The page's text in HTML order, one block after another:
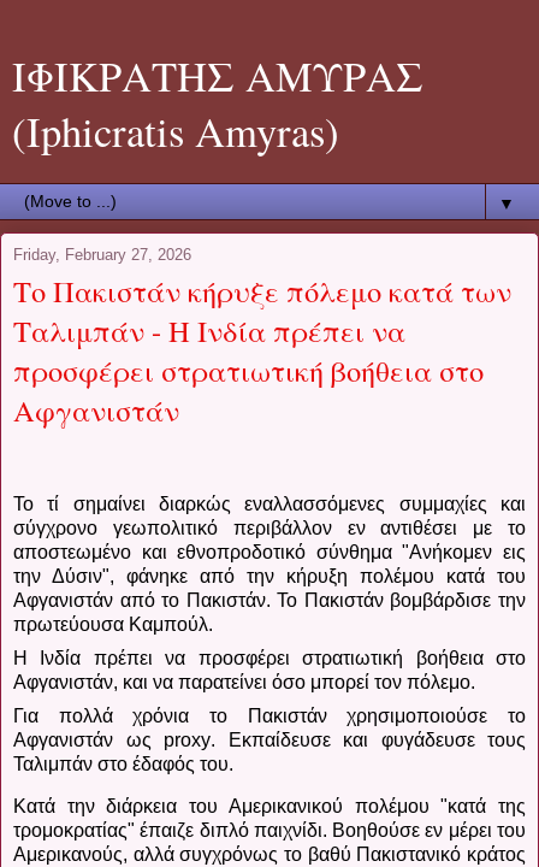
ΙΦΙΚΡΑΤΗΣ ΑΜΥΡΑΣ
(Iphicratis Amyras)
▼
Friday, February 27, 2026
Το Πακιστάν κήρυξε πόλεμο κατά των
Ταλιμπάν - Η Ινδία πρέπει να
προσφέρει στρατιωτική βοήθεια στο
Αφγανιστάν
Το τί σημαίνει διαρκώς εναλλασσόμενες συμμαχίες και
σύγχρονο γεωπολιτικό περιβάλλον εν αντιθέσει με το
αποστεωμένο και εθνοπροδοτικό σύνθημα "Ανήκομεν εις
την Δύσιν", φάνηκε από την κήρυξη πολέμου κατά του
Αφγανιστάν από το Πακιστάν. To Πακιστάν βομβάρδισε την
πρωτεύουσα Καμπούλ.
Η Ινδία πρέπει να προσφέρει στρατιωτική βοήθεια στο
Αφγανιστάν, και να παρατείνει όσο μπορεί τον πόλεμο.
Για πολλά χρόνια το Πακιστάν χρησιμοποιούσε το
Αφγανιστάν ως proxy.
Εκπαίδευσε και φυγάδευσε τους
Ταλιμπάν στο έδαφός του.
Κατά την διάρκεια του Αμερικανικού πολέμου "κατά της
τρομοκρατίας" έπαιζε διπλό παιχνίδι. Βοηθούσε εν μέρει του
Αμερικανούς, αλλά συγχρόνως το βαθύ Πακιστανικό κράτος